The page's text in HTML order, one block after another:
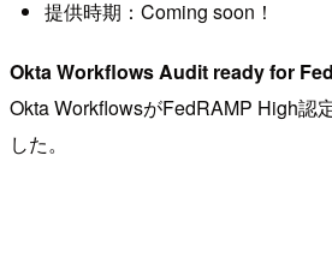
提供時期：Coming soon！
Okta Workflows Audit ready for
Okta WorkflowsがFedRAMP High認
した。